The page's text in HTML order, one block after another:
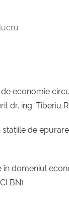
economie
dr. ing. Tiberiu
de
domeniul
BN);